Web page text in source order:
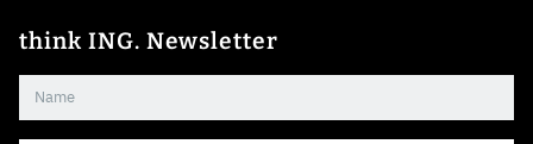
think ING. Newsletter